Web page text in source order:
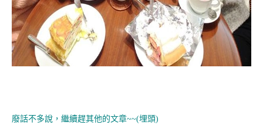
廢話不多說，繼續趕其他的文章~~(埋頭)